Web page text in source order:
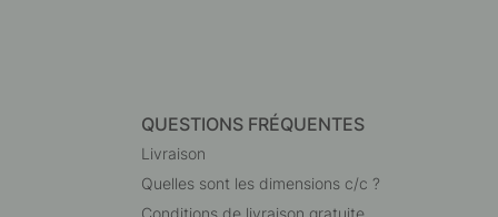
QUESTIONS FRÉQUENTES
Livraison
Quelles sont les dimensions c/c ?
Conditions de livraison gratuite